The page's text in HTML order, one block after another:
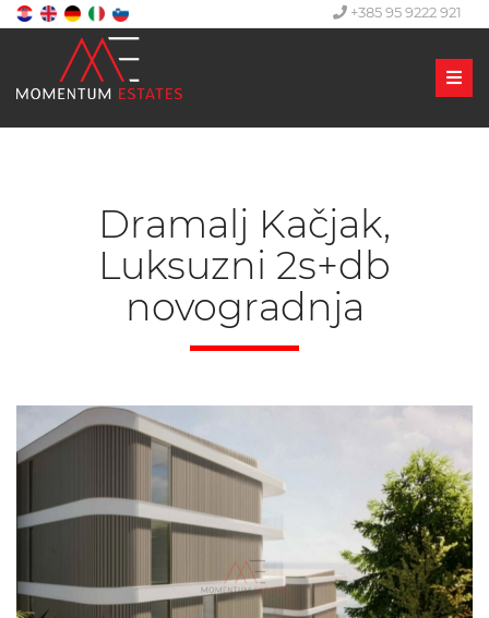
+385 95 9222 921
Dramalj Kačjak,
Luksuzni 2s+db
novogradnja